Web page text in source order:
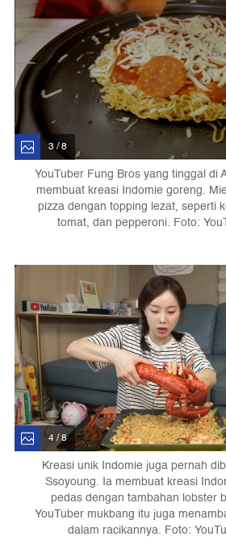
3 / 8
YouTuber Fung Bros yang tinggal di
membuat kreasi Indomie goreng.
pizza dengan topping lezat, seperti
tomat, dan pepperoni. Foto:
4 / 8
Kreasi unik Indomie juga pernah
Ssoyoung. Ia membuat kreasi
pedas dengan tambahan lobster
YouTuber mukbang itu juga
dalam racikannya. Foto: